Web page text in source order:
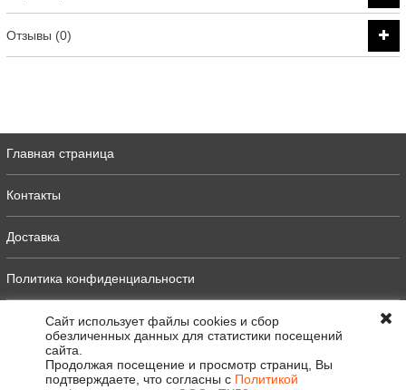
Отзывы (0)
Главная страница
Контакты
Доставка
Политика конфиденциальности
Оферта
Полная версия
Сайт использует файлы cookies и сбор
обезличенных данных для статистики посещений
сайта.
Продолжая посещение и просмотр страниц, Вы
подтверждаете, что согласны с Политикой